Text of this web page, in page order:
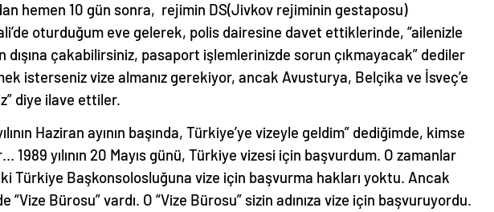
hemen 10 gün sonra, rejimin DS(Jivkov rejiminin gestaposu)
oturduğum eve gelerek, polis dairesine davet ettiklerinde, “ailenizle
çakabilirsiniz, pasaport işlemlerinizde sorun çıkmayacak” dediler
isterseniz vize almanız gerekiyor, ancak Avusturya, Belçika ve İsveç’e
diye ilave ettiler.
Haziran ayının başında, Türkiye’ye vizeyle geldim” dediğimde, kimse
1989 yılının 20 Mayıs günü, Türkiye vizesi için başvurdum. O zamanlar
Türkiye Başkonsolosluğuna vize için başvurma hakları yoktu. Ancak
“Vize Bürosu” vardı. O “Vize Bürosu” sizin adınıza vize için başvuruyordu.